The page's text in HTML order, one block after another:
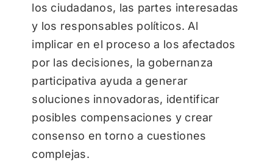
los ciudadanos, las partes interesadas
y los responsables políticos. Al
implicar en el proceso a los afectados
por las decisiones, la gobernanza
participativa ayuda a generar
soluciones innovadoras, identificar
posibles compensaciones y crear
consenso en torno a cuestiones
complejas.